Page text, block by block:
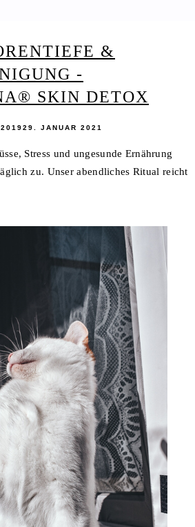
&
-
SKIN DETOX
29. JANUAR 2021
Stress und ungesunde Ernährung
zu. Unser abendliches Ritual reicht